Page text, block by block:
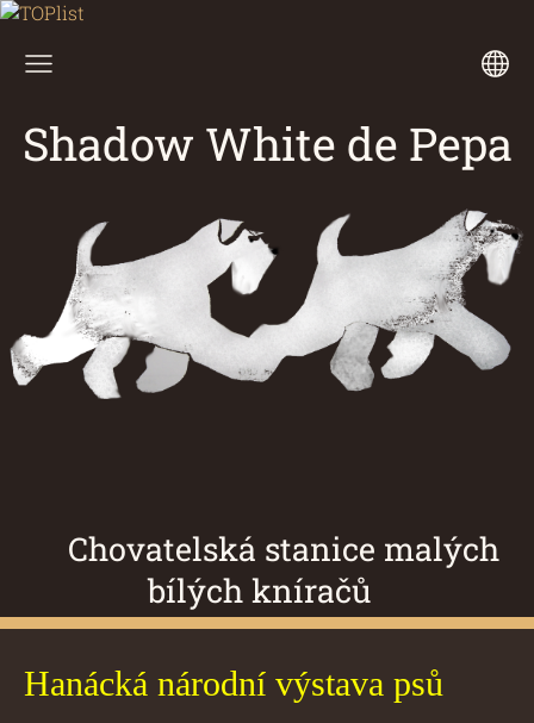
Shadow White de Pepa
Chovatelská stanice malých
bílých kníračů
Hanácká národní výstava psů